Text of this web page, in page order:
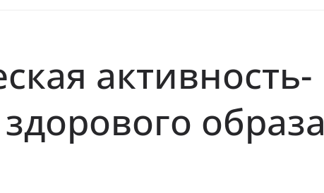
активность-
образа